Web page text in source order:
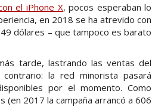
el iPhone X, pocos esperaban lo
en 2018 se ha atrevido con
dólares – que tampoco es barato
tarde, lastrando las ventas del
la red minorista pasará
por el momento. Como
(en 2017 la campaña arrancó a 606